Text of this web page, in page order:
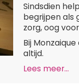
Sindsdien
begrijpen als
zorg, oog
Bij
altijd.
Lees meer...